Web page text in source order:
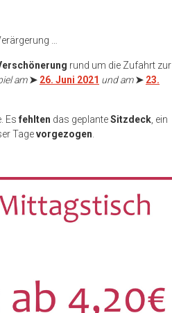
…
rund um die Zufahrt zur
am ➤ 26. Juni 2021 und am ➤ 23.
Es fehlten das geplanteSitzdeck , ein
Tagevorgezogen